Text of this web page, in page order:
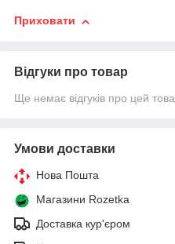
Приховати
Відгуки про товар
Ще немає відгуків про цей
Умови доставки
Нова Пошта
Магазини Rozetka
Доставка кур'єром